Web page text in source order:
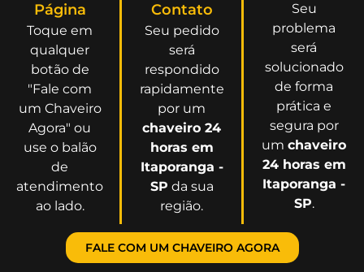
Página
Toque em
qualquer
botão de
"Fale com
um Chaveiro
Agora" ou
use o balão
de
atendimento
ao lado.
Contato
Seu pedido
será
respondido
rapidamente
por um
chaveiro 24
horas em
Itaporanga -
SP da sua
região.
Seu
problema
será
solucionado
de forma
prática e
segura por
umchaveiro
24 horas em
Itaporanga -
SP.
FALE COM UM CHAVEIRO AGORA